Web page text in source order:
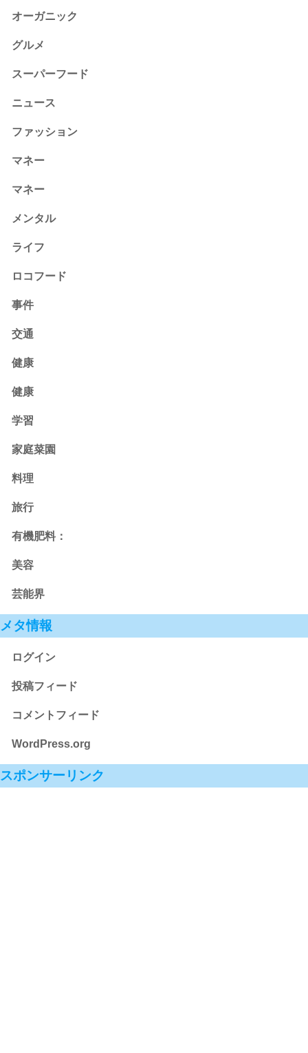
オーガニック
グルメ
スーパーフード
ニュース
ファッション
マネー
マネー
メンタル
ライフ
ロコフード
事件
交通
健康
健康
学習
家庭菜園
料理
旅行
有機肥料：
美容
芸能界
メタ情報
ログイン
投稿フィード
コメントフィード
WordPress.org
スポンサーリンク